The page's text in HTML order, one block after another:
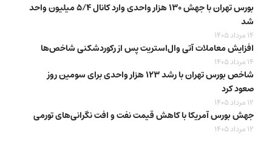
بورس تهران با جهش ۱۳۰ هزار واحدی وارد کانال ۵/۴ میلیون واحد
شد
14 مرداد 1405
افزایش معاملات آتی وال‌استریت پس از رکوردشکنی شاخص‌ها
14 مرداد 1405
شاخص بورس تهران با رشد ۱۲۳ هزار واحدی برای سومین روز
صعود کرد
12 مرداد 1405
جهش بورس آمریکا با کاهش قیمت نفت و افت نگرانی‌های تورمی
12 مرداد 1405